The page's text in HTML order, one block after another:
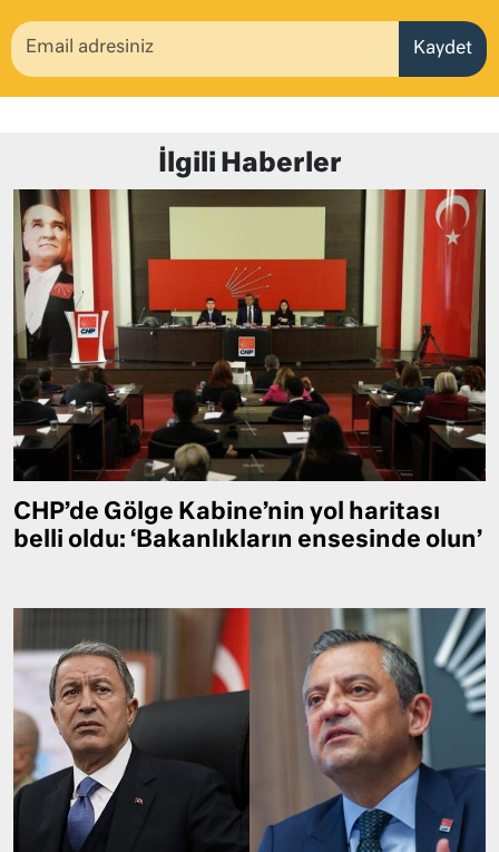
Kaydet
İlgili Haberler
CHP’de Gölge Kabine’nin yol haritası
belli oldu: ‘Bakanlıkların ensesinde olun’